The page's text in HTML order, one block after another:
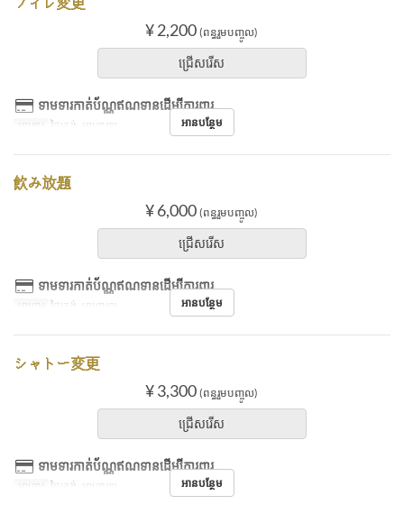
¥ 2,200 (ពន្ធរួមបញ្ចូល)
ជ្រើសរើស
ទាមទារកាត់ប័ណ្ណឥណទានដើម្បីការពារ
អាហារ ថ្ងៃត្រង់, អាហារឡ អានបន្ថែម
飲み放題
¥ 6,000 (ពន្ធរួមបញ្ចូល)
ជ្រើសរើស
ទាមទារកាត់ប័ណ្ណឥណទានដើម្បីការពារ
អាហារ ថ្ងៃត្រង់, អាហារឡ អានបន្ថែម
シャトー変更
¥ 3,300 (ពន្ធរួមបញ្ចូល)
ជ្រើសរើស
ទាមទារកាត់ប័ណ្ណឥណទានដើម្បីការពារ
អាហារ ថ្ងៃត្រង់, អាហារឡ អានបន្ថែម